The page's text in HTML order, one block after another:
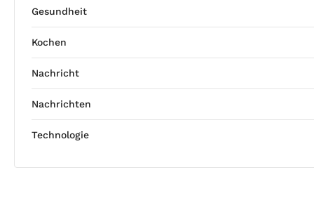
Gesundheit
Kochen
Nachricht
Nachrichten
Technologie